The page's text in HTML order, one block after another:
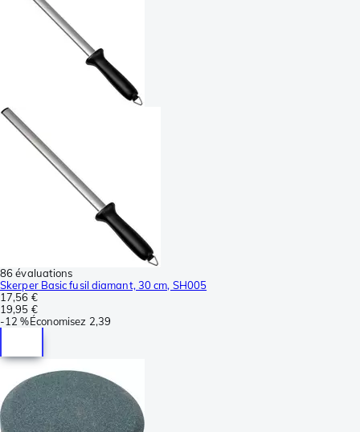
86 évaluations
Skerper Basic fusil diamant, 30 cm, SH005
17,56 €
19,95 €
-12 %Économisez 2,39